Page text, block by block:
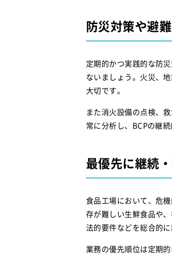
防災対策や避
定期的かつ実践的な防
ないましょう。火災、
大切です。
また消火設備の点検、
常に分析し、BCPの継
最優先に継続
食品工場において、危
存が難しい生鮮食品や
法的要件などを総合的
業務の優先順位は定期